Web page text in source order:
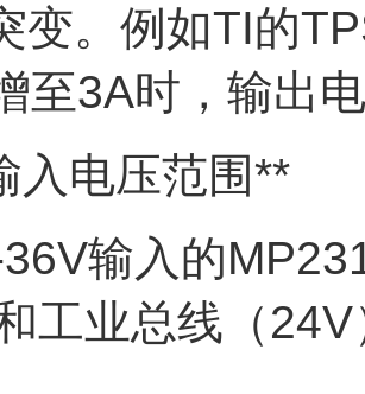
变。例如TI的
至3A时，输出
入电压范围**
输入的
和工业总线（